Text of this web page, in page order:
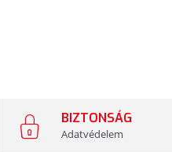
BIZTONSÁG
Adatvédelem